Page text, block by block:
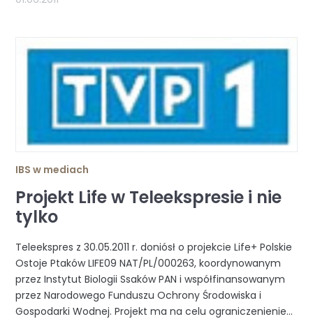
IBS w mediach
Projekt Life w Teleekspresie i nie
tylko
Teleekspres z 30.05.2011 r. doniósł o projekcie Life+ Polskie
Ostoje Ptaków LIFE09 NAT/PL/000263, koordynowanym
przez Instytut Biologii Ssaków PAN i współfinansowanym
przez Narodowego Funduszu Ochrony Środowiska i
Gospodarki Wodnej. Projekt ma na celu ograniczenienie...